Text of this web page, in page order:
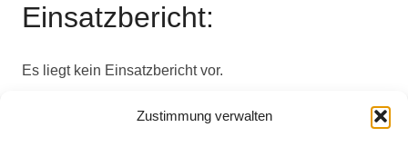
Zustimmung verwalten
Einsatzbericht:
Es liegt kein Einsatzbericht vor.